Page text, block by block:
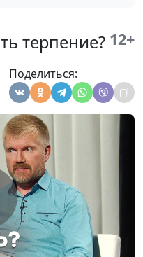
терпение? 12+
Поделиться:
Половинко,
Кириченко,
Половинко,
#603
Кириченко,
Половинко,